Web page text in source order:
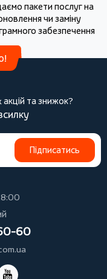
пакети послуг на
чи заміну
забезпечення
акцій та знижок?
Підписатись
60